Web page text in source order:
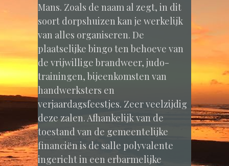
Mans. Zoals de naam al zegt, in dit
soort dorpshuizen kan je werkelijk
van alles organiseren. De
plaatselijke bingo ten behoeve van
de vrijwillige brandweer, judo-
trainingen, bijeenkomsten van
handwerksters en
verjaardagsfeestjes. Zeer veelzijdig
deze zalen. Afhankelijk van de
toestand van de gemeentelijke
financiën is de salle polyvalente
ingericht in een erbarmelijke